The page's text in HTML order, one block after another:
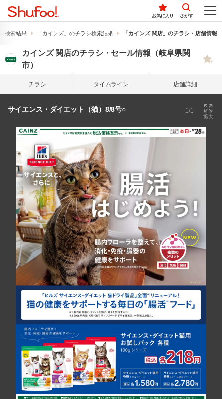
お気に入り さがす
検索結果 「カインズ」のチラシ検索結果 「カインズ 関店」のチラシ・店舗情報
カインズ 関店のチラシ・セール情報（岐阜県関
市）
チラシ タイム ライン 店舗詳細
サイエンス・ダイエット（猫）8/8号○ 1/1
拡大